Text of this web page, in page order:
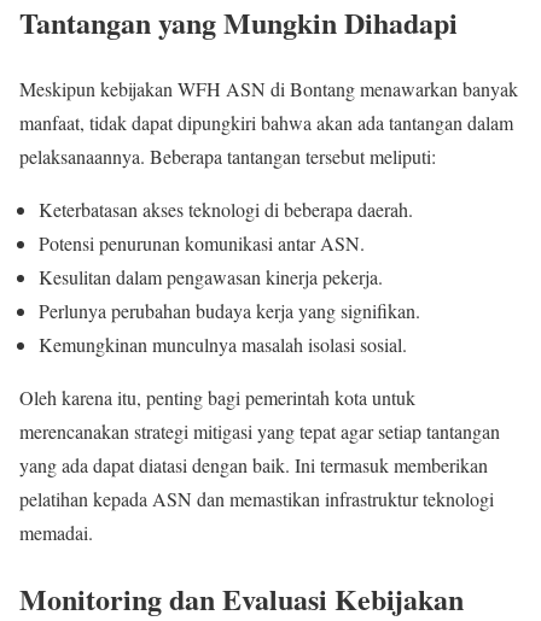
Tantangan yang Mungkin Dihadapi
Meskipun kebijakan WFH ASN di Bontang menawarkan banyak
manfaat, tidak dapat dipungkiri bahwa akan ada tantangan dalam
pelaksanaannya. Beberapa tantangan tersebut meliputi:
Keterbatasan akses teknologi di beberapa daerah.
Potensi penurunan komunikasi antar ASN.
Kesulitan dalam pengawasan kinerja pekerja.
Perlunya perubahan budaya kerja yang signifikan.
Kemungkinan munculnya masalah isolasi sosial.
Oleh karena itu, penting bagi pemerintah kota untuk
merencanakan strategi mitigasi yang tepat agar setiap tantangan
yang ada dapat diatasi dengan baik. Ini termasuk memberikan
pelatihan kepada ASN dan memastikan infrastruktur teknologi
memadai.
Monitoring dan Evaluasi Kebijakan